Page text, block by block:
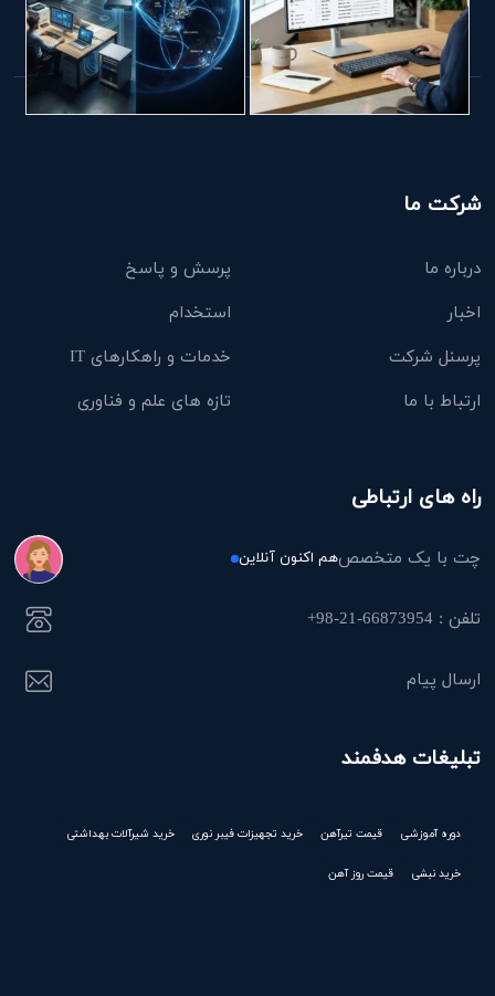
شرکت ما
درباره ما
پرسش و پاسخ
اخبار
استخدام
پرسنل شرکت
خدمات و راهکارهای IT
ارتباط با ما
تازه های علم و فناوری
راه های ارتباطی
چت با یک متخصصهم اکنون آنلاین
تلفن : 66873954-21-98+
ارسال پیام
تبلیغات هدفمند
دوره آموزشی قیمت تیرآهن خرید تجهیزات فیبر نوری خرید شیرآلات بهداشتی
خرید نبشی قیمت روز آهن